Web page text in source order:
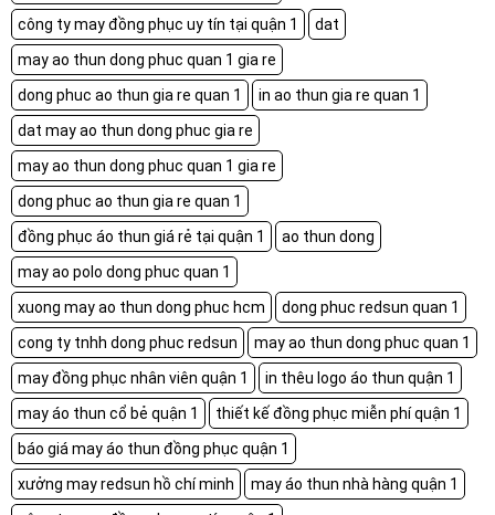
công ty may đồng phục uy tín tại quận 1
dat
may ao thun dong phuc quan 1 gia re
dong phuc ao thun gia re quan 1
in ao thun gia re quan 1
dat may ao thun dong phuc gia re
may ao thun dong phuc quan 1 gia re
dong phuc ao thun gia re quan 1
đồng phục áo thun giá rẻ tại quận 1
ao thun dong
may ao polo dong phuc quan 1
xuong may ao thun dong phuc hcm
dong phuc redsun quan 1
cong ty tnhh dong phuc redsun
may ao thun dong phuc quan 1
may đồng phục nhân viên quận 1
in thêu logo áo thun quận 1
may áo thun cổ bẻ quận 1
thiết kế đồng phục miễn phí quận 1
báo giá may áo thun đồng phục quận 1
xưởng may redsun hồ chí minh
may áo thun nhà hàng quận 1